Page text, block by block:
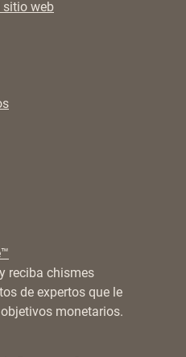
sitio web
reciba chismes
de expertos que le
monetarios.